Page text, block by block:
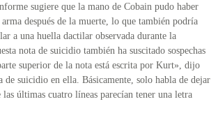
sugiere que la mano de Cobain pudo haber
después de la muerte, lo que también podría
a una huella dactilar observada durante la
nota de suicidio también ha suscitado sospechas
superior de la nota está escrita por Kurt», dijo
de suicidio en ella. Básicamente, solo habla de dejar
últimas cuatro líneas parecían tener una letra